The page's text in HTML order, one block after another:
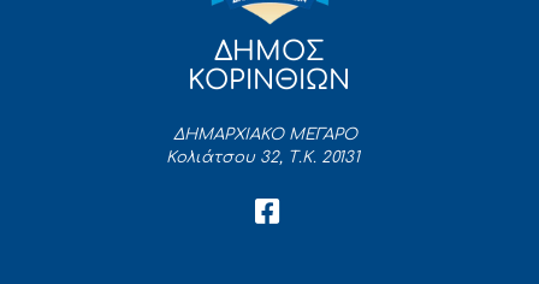
ΔΗΜΟΣ
ΚΟΡΙΝΘΙΩΝ
ΔΗΜΑΡΧΙΑΚΟ ΜΕΓΑΡΟ
Κολιάτσου 32, Τ.Κ. 20131